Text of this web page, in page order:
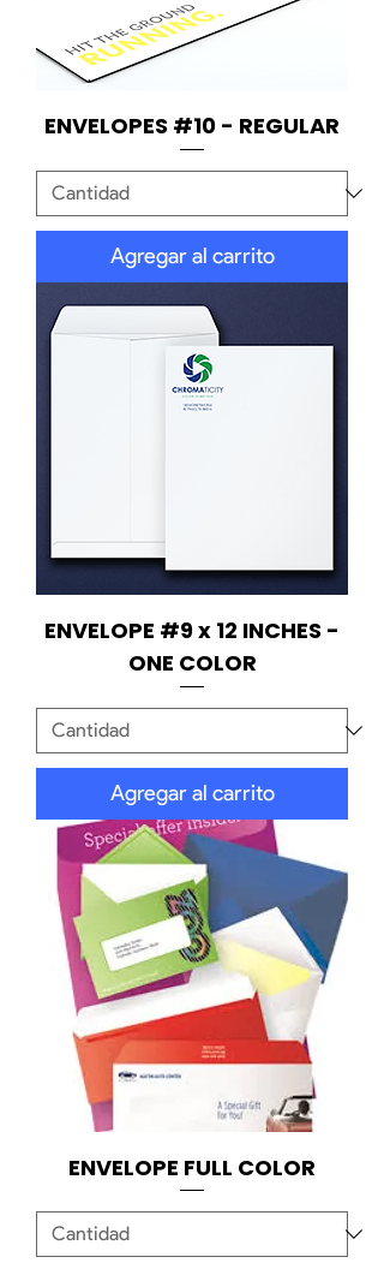
ENVELOPES #10 - REGULAR
Agregar al carrito
ENVELOPE #9 x 12 INCHES -
ONE COLOR
Agregar al carrito
ENVELOPE FULL COLOR